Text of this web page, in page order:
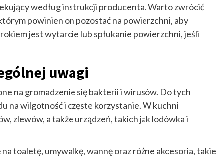
według instrukcji producenta. Warto zwrócić
powinien on pozostać na powierzchni, aby
jest wytarcie lub spłukanie powierzchni, jeśli
uwagi
na gromadzenie się bakterii i wirusów. Do tych
na wilgotność i częste korzystanie. W kuchni
zlewów, a także urządzeń, takich jak lodówka i
toaletę, umywalkę, wannę oraz różne akcesoria, takie